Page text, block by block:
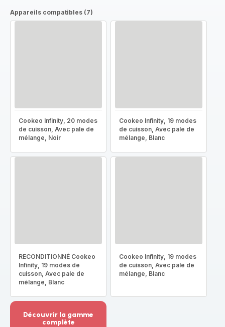
Appareils compatibles (7)
Cookeo Infinity, 20 modes
de cuisson, Avec pale de
mélange, Noir
Cookeo Infinity, 19 modes
de cuisson, Avec pale de
mélange, Blanc
RECONDITIONNÉ Cookeo
Infinity, 19 modes de
cuisson, Avec pale de
mélange, Blanc
Cookeo Infinity, 19 modes
de cuisson, Avec pale de
mélange, Blanc
Découvrir la gamme
complète